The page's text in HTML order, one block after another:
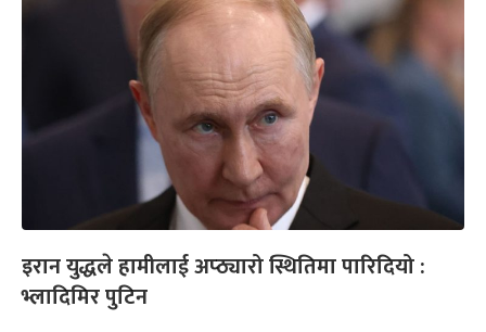
इरान युद्धले हामीलाई अप्ठ्यारो स्थितिमा पारिदियो :
भ्लादिमिर पुटिन